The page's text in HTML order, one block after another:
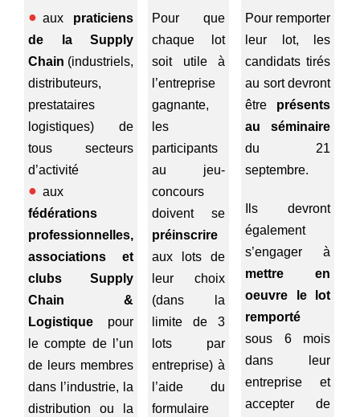
aux praticiens
de la Supply
Chain (industriels,
distributeurs,
prestataires
logistiques) de
tous secteurs
d’activité
aux
fédérations
professionnelles,
associations et
clubs Supply
Chain &
Logistique pour
le compte de l’un
de leurs membres
dans l’industrie, la
distribution ou la
Pour que
chaque lot
soit utile à
l’entreprise
gagnante,
les
participants
au jeu-
concours
doivent se
préinscrire
aux lots de
leur choix
(dans la
limite de 3
lots par
entreprise) à
l’aide du
formulaire
Pour remporter
leur lot, les
candidats tirés
au sort devront
être présents
au séminaire
du 21
septembre.
Ils devront
également
s’engager à
mettre en
oeuvre le lot
remporté
sous 6 mois
dans leur
entreprise et
accepter de